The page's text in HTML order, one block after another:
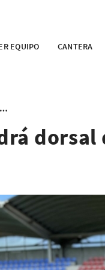
EQUIPO CANTERA
Iker Rekagorri tendrá dorsal del primer equipo